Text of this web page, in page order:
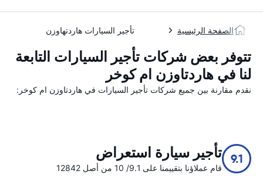
الصفحة الرئيسية تأجير السيارات هاردتهاوزن
تتوفر بعض شركات تأجير السيارات التابعة
لنا في هاردتاوزن ام کوخر
نقدم مقارنة بين جميع شركات تأجير السيارات في هاردتاوزن ام کوخر:
9.1 تأجير سيارة استعراض
قام عملاؤنا بتقييمنا على 9.1/ 10 من أصل 12842